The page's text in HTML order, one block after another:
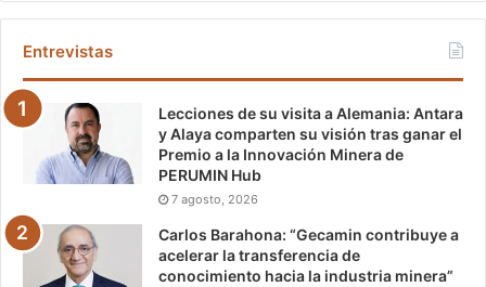
Entrevistas
Lecciones de su visita a Alemania: Antara
y Alaya comparten su visión tras ganar el
Premio a la Innovación Minera de
PERUMIN Hub
7 agosto, 2026
Carlos Barahona: “Gecamin contribuye a
acelerar la transferencia de
conocimiento hacia la industria minera”